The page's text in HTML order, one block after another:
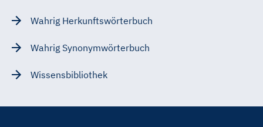
Wahrig Herkunftswörterbuch
Wahrig Synonymwörterbuch
Wissensbibliothek